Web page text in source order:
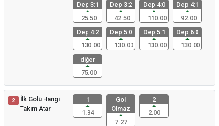
Dep 3:1
25.50
Dep 3:2
42.50
Dep 4:0
110.00
Dep 4:1
92.00
Dep 4:2
130.00
Dep 5:0
130.00
Dep 5:1
130.00
Dep 6:0
130.00
diğer
75.00
2
İlk Golü Hangi
Takım Atar
1
1.84
Gol
Olmaz
7.27
2
2.00